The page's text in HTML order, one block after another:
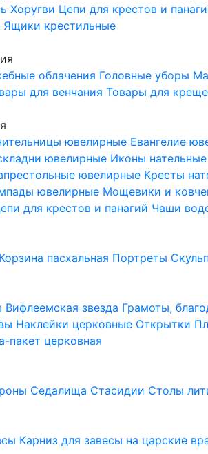
Хоругви Цепи для крестов и
Ящики крестильные
облачения Головные уборы
для венчанияТовары для
ювелирные Евангелие
ювелирные Иконы
ювелирные Кресты
ювелирные Мощевики и
для крестов и панагий Чаши
Корзина пасхальная Портреты
Вифлеемская звезда Грамоты,
Наклейки церковные Открытки
пакет церковная
Седалища Стасидии Столы
Карниз для завесы на царские